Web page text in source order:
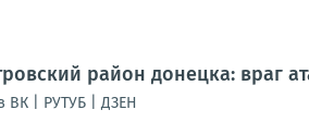
район донецка: враг
ВК | РУТУБ | ДЗЕН